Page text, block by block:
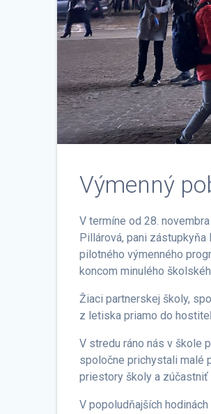
Výmenný
V termíne od 28.
Pillárová, pani
pilotného výmenného
koncom minulého
Žiaci partnerskej školy,
z letiska priamo do
V stredu ráno nás v škole
spoločne prichystali malé
priestory školy a zúčastniť
V popoludňajších